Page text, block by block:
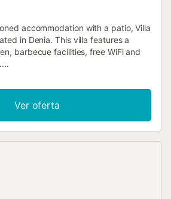
accommodation with a patio, Villa
in Denia. This villa features a
barbecue facilities, free WiFi and
Ver oferta